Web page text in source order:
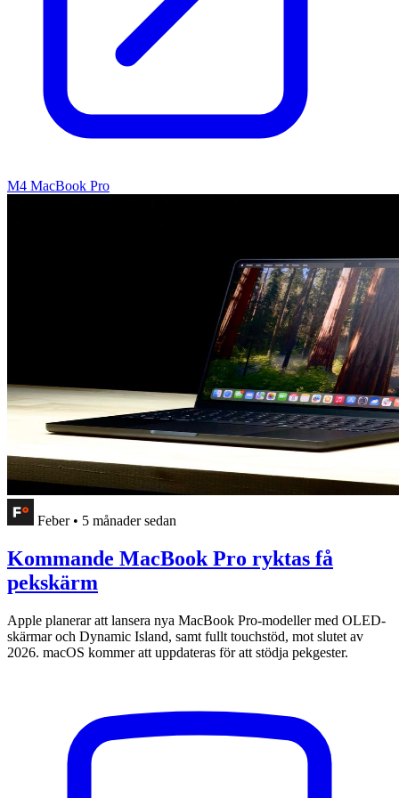
M4 MacBook Pro
Feber • 5 månader sedan
Kommande MacBook Pro ryktas få
pekskärm
Apple planerar att lansera nya MacBook Pro-modeller med OLED-
skärmar och Dynamic Island, samt fullt touchstöd, mot slutet av
2026. macOS kommer att uppdateras för att stödja pekgester.